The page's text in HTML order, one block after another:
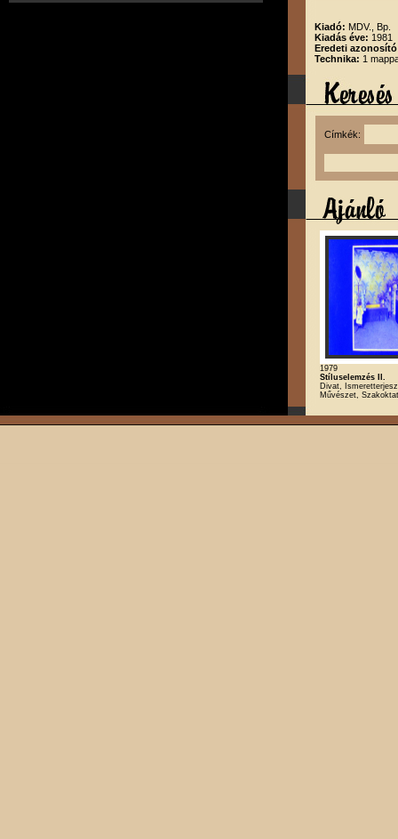
Kiadó: MDV., Bp.
Kiadás éve: 1981
Eredeti
Technika: 1
Címkék:
1979
Stíluselemzés II.
Divat,
Művészet,